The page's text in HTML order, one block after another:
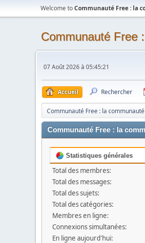
Welcome toCommunauté Free : la
Communauté Free
07 Août 2026 à 05:45:21
Accueil Rechercher
Communauté Free : la
Communauté Free : la
Statistiques générales
Total des membres:
Total des messages:
Total des sujets:
Total des catégories:
Membres en ligne:
Connexions simultanées:
En ligne aujourd'hui: